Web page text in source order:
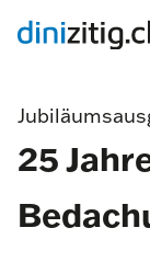
25